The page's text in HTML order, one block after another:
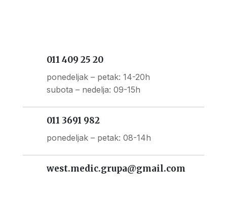
011 409 25 20
ponedeljak – petak: 14-20h
subota – nedelja: 09-15h
011 3691 982
ponedeljak – petak: 08-14h
west.medic.grupa@gmail.com